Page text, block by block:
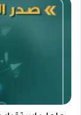
ع
ق